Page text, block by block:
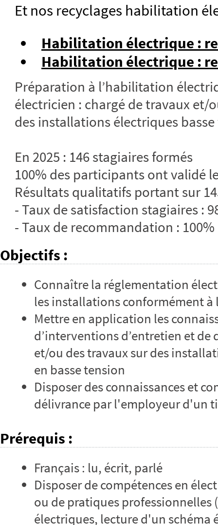
Et nos recyclages habilitation
Habilitation électrique :
Habilitation électrique :
Préparation à l’habilitation
électricien : chargé de travaux et/
des installations électriques
En 2025 : 146 stagiaires formés
100% des participants ont validé
Résultats qualitatifs portant sur
- Taux de satisfaction stagiaires :
- Taux de recommandation : 100%
Objectifs :
Connaître la réglementation
les installations conformément à
Mettre en application les
d’interventions d’entretien et de
et/ou des travaux sur des
en basse tension
Disposer des connaissances et
délivrance par l'employeur d'un
Prérequis :
Français : lu, écrit, parlé
Disposer de compétences en
ou de pratiques professionnelles
électriques, lecture d'un